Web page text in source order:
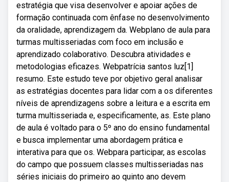
estratégia que visa desenvolver e apoiar ações de
formação continuada com ênfase no desenvolvimento
da oralidade, aprendizagem da. Webplano de aula para
turmas multisseriadas com foco em inclusão e
aprendizado colaborativo. Descubra atividades e
metodologias eficazes. Webpatrícia santos luz[1]
resumo. Este estudo teve por objetivo geral analisar
as estratégias docentes para lidar com a os diferentes
níveis de aprendizagens sobre a leitura e a escrita em
turma multisseriada e, especificamente, as. Este plano
de aula é voltado para o 5º ano do ensino fundamental
e busca implementar uma abordagem prática e
interativa para que os. Webpara participar, as escolas
do campo que possuem classes multisseriadas nas
séries iniciais do primeiro ao quinto ano devem